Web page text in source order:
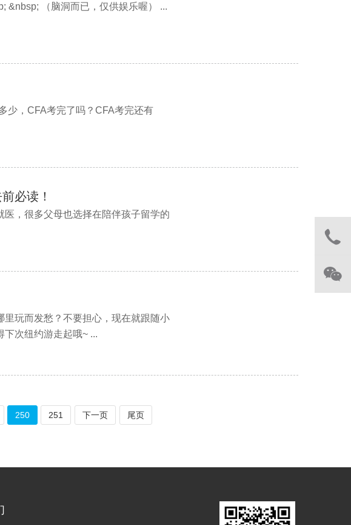
&nbsp; （脑洞而已，仅供娱乐喔） ...
少，CFA考完了吗？CFA考完还有
必读！
，很多父母也选择在陪伴孩子留学的
玩而发愁？不要担心，现在就跟随小
次纽约游走起哦~ ...
250 251 下一页 尾页